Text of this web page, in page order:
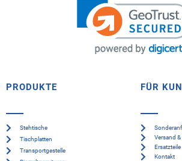
PRODUKTE
Stehtische
Tischplatten
Transportgestelle
FÜR
Versand
Ersatzteile
Kontakt